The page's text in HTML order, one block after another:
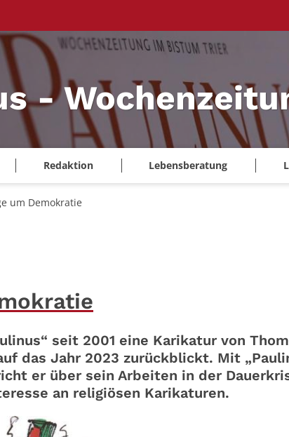
-
Redaktion Lebensberatung
um Demokratie
seit 2001 eine Karikatur von
das Jahr 2023 zurückblickt. Mit
er über sein Arbeiten in der
an religiösen Karikaturen.